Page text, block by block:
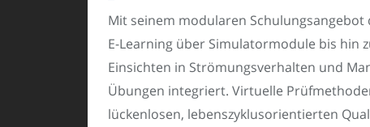
Mit seinem modularen
E-Learning über Simulatormodule bis
Einsichten in Strömungsverhalten und
Übungen integriert. Virtuelle
lückenlosen, lebenszyklusorientierten